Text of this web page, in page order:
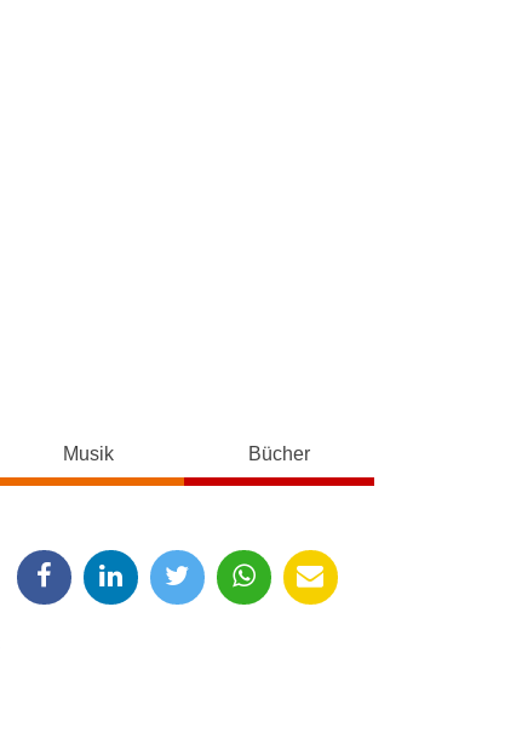
Musik Bücher